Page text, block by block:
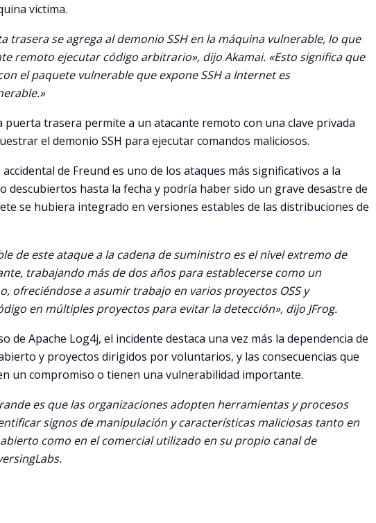
víctima.
trasera se agrega al demonio SSH en la máquina vulnerable, lo que
remoto ejecutar código arbitrario», dijo Akamai. «Esto significa que
el paquete vulnerable que expone SSH a Internet es
puerta trasera permite a un atacante remoto con una clave privada
el demonio SSH para ejecutar comandos maliciosos.
de Freund es uno de los ataques más significativos a la
descubiertos hasta la fecha y podría haber sido un grave desastre de
se hubiera integrado en versiones estables de las distribuciones de
de este ataque a la cadena de suministro es el nivel extremo de
trabajando más de dos años para establecerse como un
ofreciéndose a asumir trabajo en varios proyectos OSS y
en múltiples proyectos para evitar la detección», dijo JFrog.
de Apache Log4j, el incidente destaca una vez más la dependencia de
y proyectos dirigidos por voluntarios, y las consecuencias que
un compromiso o tienen una vulnerabilidad importante.
es que las organizaciones adopten herramientas y procesos
signos de manipulación y características maliciosas tanto en
como en el comercial utilizado en su propio canal de